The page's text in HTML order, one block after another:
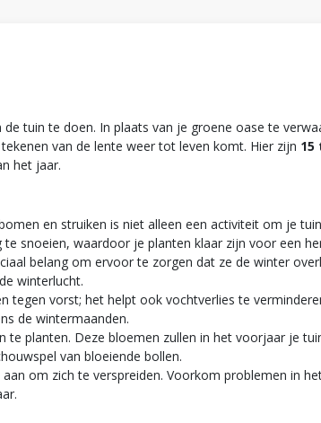
tuin te doen. In plaats van je groene oase te
van de lente weer tot leven komt. Hier zijn 15
het jaar.
en struiken is niet alleen een activiteit om je
snoeien, waardoor je planten klaar zijn voor een
belang om ervoor te zorgen dat ze de winter
winterlucht.
tegen vorst; het helpt ook vochtverlies te
de wintermaanden.
planten. Deze bloemen zullen in het voorjaar je
van bloeiende bollen.
om zich te verspreiden. Voorkom problemen in